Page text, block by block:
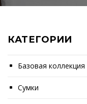
КАТЕГОРИИ
Базовая коллекция
Сумки